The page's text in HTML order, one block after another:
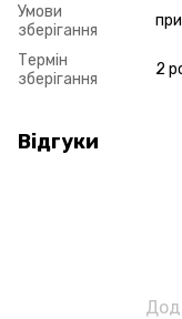
Умови
зберігання
Термін
зберігання
2
Відгуки